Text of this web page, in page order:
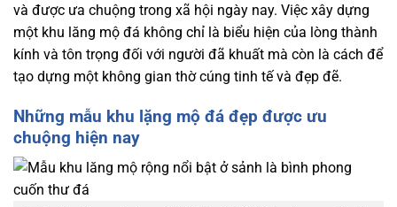
và được ưa chuộng trong xã hội ngày nay. Việc xây dựng
một khu lăng mộ đá không chỉ là biểu hiện của lòng thành
kính và tôn trọng đối với người đã khuất mà còn là cách để
tạo dựng một không gian thờ cúng tinh tế và đẹp đẽ.
Những mẫu khu lặng mộ đá đẹp được ưu
chuộng hiện nay